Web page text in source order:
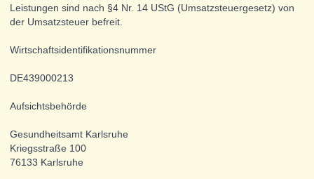
Leistungen sind nach §4 Nr. 14 UStG (Umsatzsteuergesetz) von
der Umsatzsteuer befreit.
Wirtschafts­identifikations­nummer
DE439000213
Aufsichtsbehörde
Gesundheitsamt Karlsruhe
Kriegsstraße 100
76133 Karlsruhe